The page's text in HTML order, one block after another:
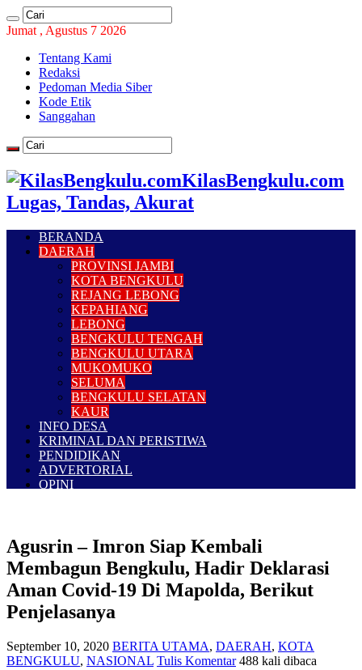
Jumat , Agustus 7 2026
Tentang Kami
Redaksi
Pedoman Media Siber
Kode Etik
Sanggahan
KilasBengkulu.com
Lugas, Tandas, Akurat
BERANDA
DAERAH
PROVINSI JAMBI
KOTA BENGKULU
REJANG LEBONG
KEPAHIANG
LEBONG
BENGKULU TENGAH
BENGKULU UTARA
MUKOMUKO
SELUMA
BENGKULU SELATAN
KAUR
INFO DESA
KRIMINAL DAN PERISTIWA
PENDIDIKAN
ADVERTORIAL
OPINI
Agusrin – Imron Siap Kembali
Membagun Bengkulu, Hadir Deklarasi
Aman Covid-19 Di Mapolda, Berikut
Penjelasanya
September 10, 2020 BERITA UTAMA, DAERAH, KOTA
BENGKULU, NASIONAL Tulis Komentar 488 kali dibaca